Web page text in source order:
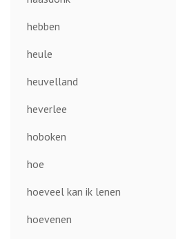
hebben
heule
heuvelland
heverlee
hoboken
hoe
hoeveel kan ik lenen
hoevenen